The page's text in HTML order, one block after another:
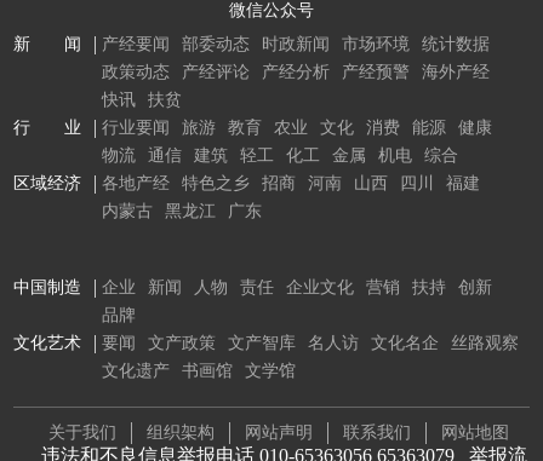
微信公众号
新 闻
产经要闻 部委动态 时政新闻 市场环境
统计数据
政策动态
产经评论 产经分析 产经预警
海外产经
快讯
扶贫
行 业
行业要闻 旅游 教育 农业 文化 消费 能源
健康
物流
通信 建筑 轻工 化工 金属 机电
综合
区域经济
各地产经 特色之乡 招商 河南 山西 四川
福建
内蒙古
黑龙江 广东
中国制造 企业 新闻 人物 责任 企业文化 营销 扶持
创新
品牌
文化艺术
要闻 文产政策 文产智库 名人访 文化名企
丝路观察
文化遗产
书画馆 文学馆
关于我们 组织架构 网站声明 联系我们 网站地图
违法和不良信息举报电话 010-65363056 65363079 举报流